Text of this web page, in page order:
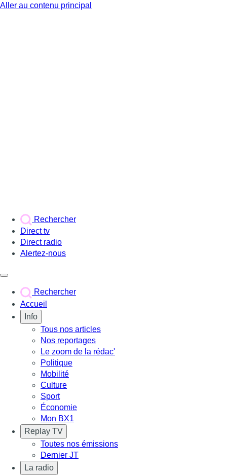
Aller au contenu principal
Rechercher
Direct tv
Direct radio
Alertez-nous
Rechercher
Accueil
Info
Tous nos articles
Nos reportages
Le zoom de la rédac'
Politique
Mobilité
Culture
Sport
Économie
Mon BX1
Replay TV
Toutes nos émissions
Dernier JT
La radio